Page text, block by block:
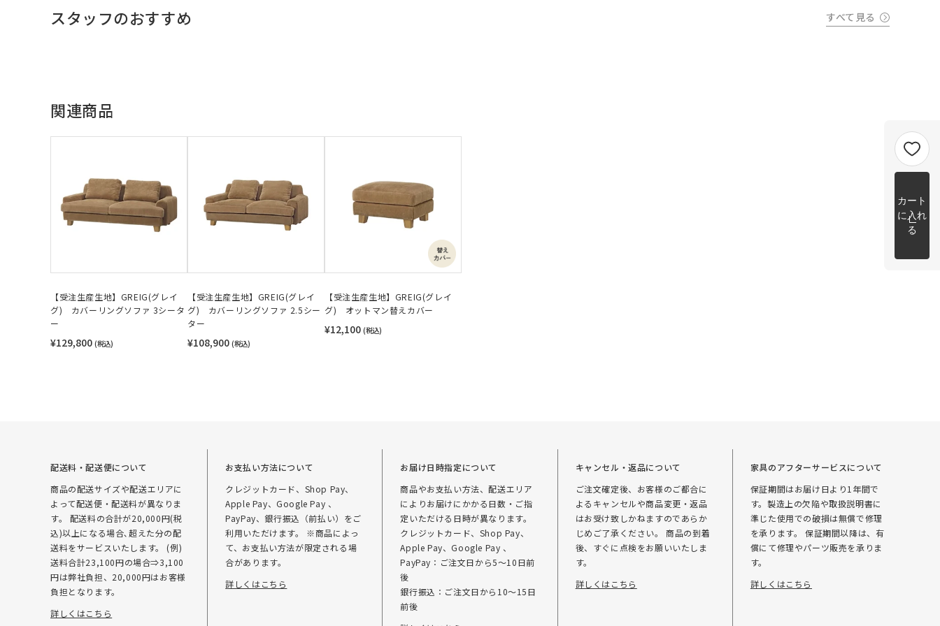
カート
に入れ
る
スタッフのおすすめ すべて見る
関連商品
【受注生産生地】GREIG(グレイ
グ) カバーリングソファ 3シータ
ー
¥129,800 (税込)
【受注生産生地】GREIG(グレイ
グ) カバーリングソファ 2.5シー
ター
¥108,900 (税込)
【受注生産生地】GREIG(グレイ
グ) オットマン替えカバー
¥12,100 (税込)
配送料・配送便について
商品の配送サイズや配送エリアに
よって配送便・配送料が異なりま
す。 配送料の合計が20,000円(税
込)以上になる場合､超えた分の配
送料をサービスいたします。 (例)
送料合計23,100円の場合⇒3,100
円は弊社負担、20,000円はお客様
負担となります。
詳しくはこちら
お支払い方法について
クレジットカード、Shop Pay、
Apple Pay、Google Pay 、
PayPay、銀行振込（前払い）をご
利用いただけます。 ※商品によっ
て、お支払い方法が限定される場
合があります。
詳しくはこちら
お届け日時指定について
商品やお支払い方法、配送エリア
によりお届けにかかる日数・ご指
定いただける日時が異なります。
クレジットカード、Shop Pay、
Apple Pay、Google Pay 、
PayPay：ご注文日から5～10日前
後
銀行振込：ご注文日から10～15日
前後
キャンセル・返品について
ご注文確定後、お客様のご都合に
よるキャンセルや商品変更・返品
はお受け致しかねますのであらか
じめご了承ください。 商品の到着
後、すぐに点検をお願いいたしま
す。
詳しくはこちら
家具のアフターサービスについて
保証期間はお届け日より1年間で
す。製造上の欠陥や取扱説明書に
準じた使用での破損は無償で修理
を承ります。 保証期間以降は、有
償にて修理やパーツ販売を承りま
す。
詳しくはこちら